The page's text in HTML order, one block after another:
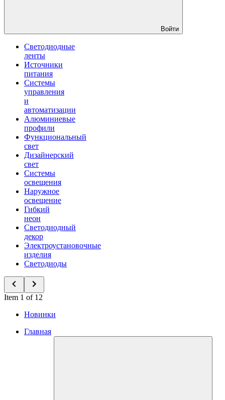
Войти
Светодиодные
ленты
Источники
питания
Системы
управления
и
автоматизации
Алюминиевые
профили
Функциональный
свет
Дизайнерский
свет
Системы
освещения
Наружное
освещение
Гибкий
неон
Светодиодный
декор
Электроустановочные
изделия
Светодиоды
Item 1 of 12
Новинки
Главная